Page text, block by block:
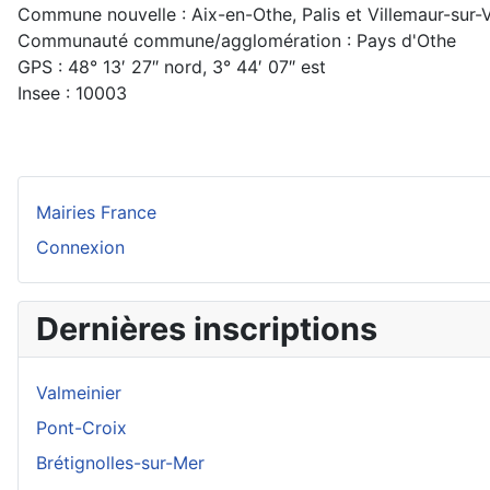
Commune nouvelle : Aix-en-Othe, Palis et Villemaur-sur-
Communauté commune/agglomération : Pays d'Othe
GPS : 48° 13′ 27″ nord, 3° 44′ 07″ est
Insee : 10003
Mairies France
Connexion
Dernières inscriptions
Valmeinier
Pont-Croix
Brétignolles-sur-Mer